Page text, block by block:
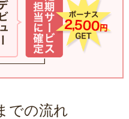
での流れ